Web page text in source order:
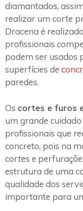
diamantados,
realizar um corte
Dracena é
profissionais
podem ser usados
superfícies de
paredes.
Os cortes e furos
um grande
profissionais que
concreto, pois na
cortes e
estrutura de uma
qualidade dos
importante para